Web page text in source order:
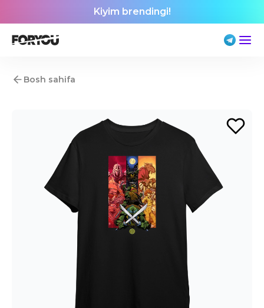
Kiyim brendingi!
Bosh sahifa